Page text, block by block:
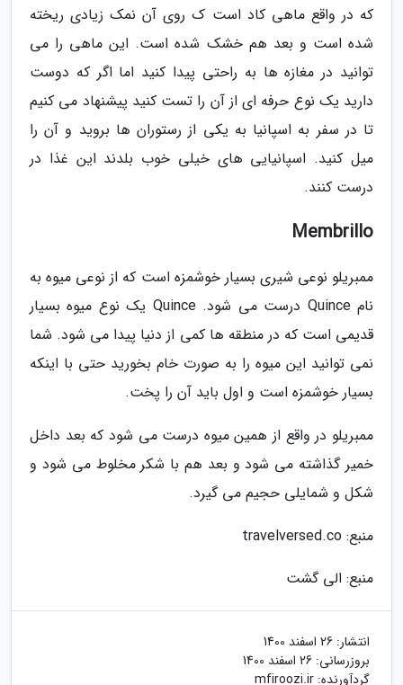
که در واقع ماهی کاد است ک روی آن نمک زیادی ریخته
شده است و بعد هم خشک شده است. این ماهی را می
توانید در مغازه ها به راحتی پیدا کنید اما اگر که دوست
دارید یک نوع حرفه ای از آن را تست کنید پیشنهاد می کنیم
تا در سفر به اسپانیا به یکی از رستوران ها بروید و آن را
میل کنید. اسپانیایی های خیلی خوب بلدند این غذا در
درست کنند.
Membrillo
ممبریلو نوعی شیری بسیار خوشمزه است که از نوعی میوه به
نام Quince درست می شود. Quince یک نوع میوه بسیار
قدیمی است که در منطقه ها کمی از دنیا پیدا می شود. شما
نمی توانید این میوه را به صورت خام بخورید حتی با اینکه
بسیار خوشمزه است و اول باید آن را پخت.
ممبریلو در واقع از همین میوه درست می شود که بعد داخل
خمیر گذاشته می شود و بعد هم با شکر مخلوط می شود و
شکل و شمایلی حجیم می گیرد.
منبع: travelversed.co
منبع: الی گشت
انتشار: 26 اسفند 1400
بروزرسانی: 26 اسفند 1400
گردآورنده: mfiroozi.ir